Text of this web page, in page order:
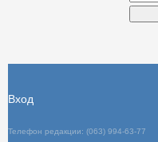
Вход
Телефон редакции: (063) 994-63-77